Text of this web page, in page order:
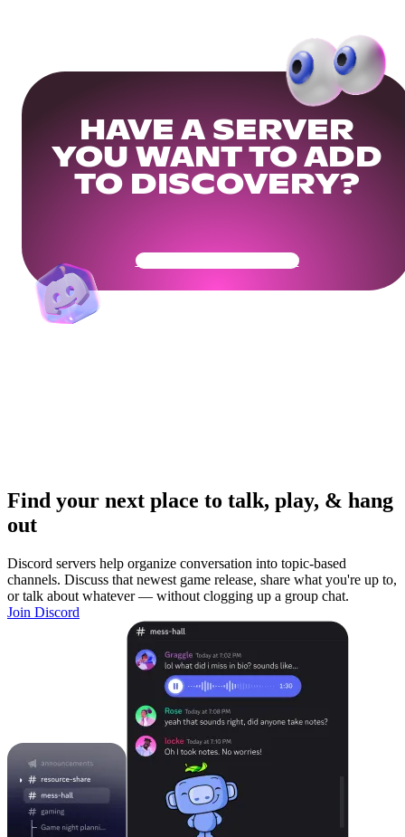
HAVE A SERVER
YOU WANT TO ADD
TO DISCOVERY?
Get Your Community Ready
Find your next place to talk, play, & hang
out
Discord servers help organize conversation into topic-based
channels. Discuss that newest game release, share what you're up to,
or talk about whatever — without clogging up a group chat.
Join Discord